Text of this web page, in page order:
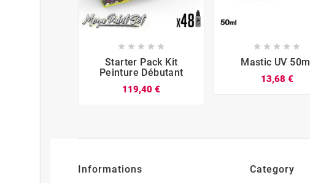
 
    
Starter Pack Kit
Peinture Débutant
119,40 €
 
    
Mastic UV 50ml
13,68 €
Informations Category